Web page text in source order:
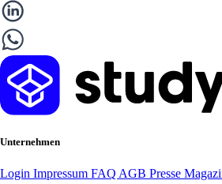
Unternehmen
Login Impressum FAQ AGB Presse